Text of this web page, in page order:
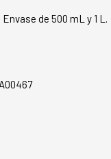
Envase de 500 mL y 1 L.